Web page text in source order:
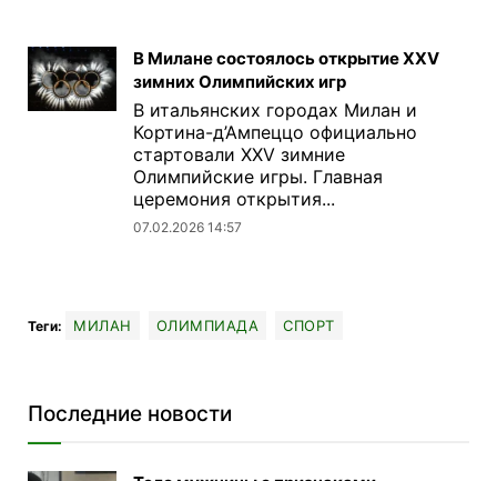
В Милане состоялось открытие XXV
зимних Олимпийских игр
В итальянских городах Милан и
Кортина-д’Ампеццо официально
стартовали XXV зимние
Олимпийские игры. Главная
церемония открытия...
07.02.2026 14:57
Теги: МИЛАН ОЛИМПИАДА СПОРТ
Последние новости